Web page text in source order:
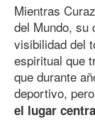
Mientras
del Mundo, su
visibilidad del
espiritual que
que durante
deportivo,
el lugar